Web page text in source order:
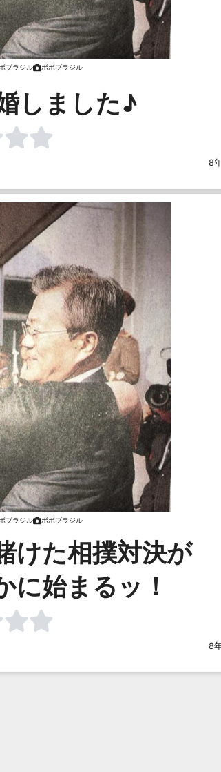
ブラジル ボボブラジル
しました♪
8
ブラジル ボボブラジル
けた相撲対決が
に始まるッ！
8